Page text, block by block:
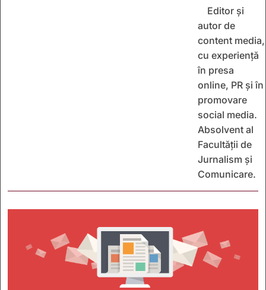
Editor și
autor de
content media,
cu experiență
în presa
online, PR și în
promovare
social media.
Absolvent al
Facultății de
Jurnalism și
Comunicare.